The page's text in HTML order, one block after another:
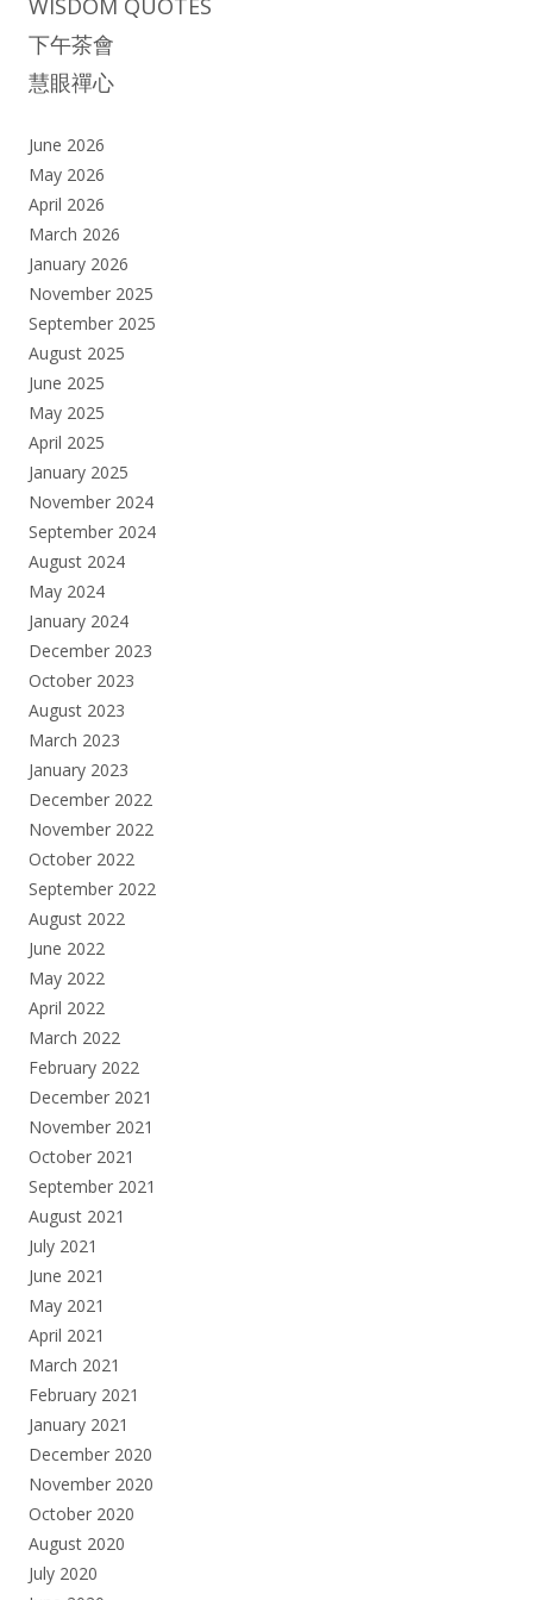
下午茶會
慧眼禪心
June 2026
May 2026
April 2026
March 2026
January 2026
November 2025
September 2025
August 2025
June 2025
May 2025
April 2025
January 2025
November 2024
September 2024
August 2024
May 2024
January 2024
December 2023
October 2023
August 2023
March 2023
January 2023
December 2022
November 2022
October 2022
September 2022
August 2022
June 2022
May 2022
April 2022
March 2022
February 2022
December 2021
November 2021
October 2021
September 2021
August 2021
July 2021
June 2021
May 2021
April 2021
March 2021
February 2021
January 2021
December 2020
November 2020
October 2020
August 2020
July 2020